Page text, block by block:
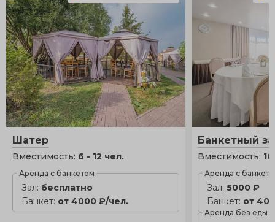
Шатер
Вместимость: 6 - 12 чел.
Аренда с банкетом
Зал: бесплатно
Банкет: от 4000 ₽/чел.
Банкетный
Вместимость:
Аренда с
Зал:5000 ₽
Банкет: от
Аренда без еды